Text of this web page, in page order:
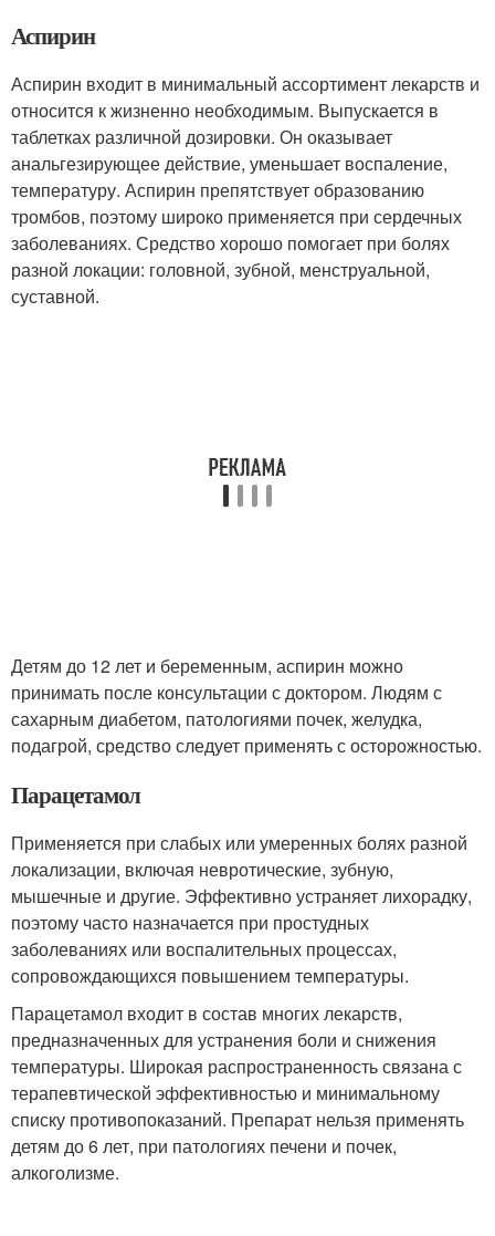
Аспирин
Аспирин входит в минимальный ассортимент лекарств и
относится к жизненно необходимым. Выпускается в
таблетках различной дозировки. Он оказывает
анальгезирующее действие, уменьшает воспаление,
температуру. Аспирин препятствует образованию
тромбов, поэтому широко применяется при сердечных
заболеваниях. Средство хорошо помогает при болях
разной локации: головной, зубной, менструальной,
суставной.
Детям до 12 лет и беременным, аспирин можно
принимать после консультации с доктором. Людям с
сахарным диабетом, патологиями почек, желудка,
подагрой, средство следует применять с осторожностью.
Парацетамол
Применяется при слабых или умеренных болях разной
локализации, включая невротические, зубную,
мышечные и другие. Эффективно устраняет лихорадку,
поэтому часто назначается при простудных
заболеваниях или воспалительных процессах,
сопровождающихся повышением температуры.
Парацетамол входит в состав многих лекарств,
предназначенных для устранения боли и снижения
температуры. Широкая распространенность связана с
терапевтической эффективностью и минимальному
списку противопоказаний. Препарат нельзя применять
детям до 6 лет, при патологиях печени и почек,
алкоголизме.